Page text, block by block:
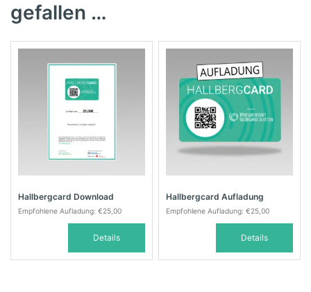
gefallen …
Hallbergcard Download
Empfohlene Aufladung: €25,00
Details
Hallbergcard Aufladung
Empfohlene Aufladung: €25,00
Details